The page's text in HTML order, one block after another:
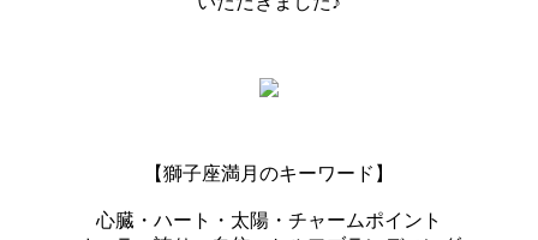
【獅子座満月のキーワード】
心臓・ハート・太陽・チャームポイント